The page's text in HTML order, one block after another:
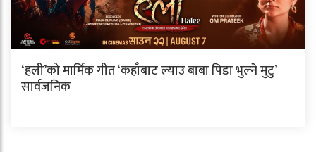
‘हली’को मार्मिक गीत ‘कहाँबाट ल्याउ बाबा पिडा भुल्ने मुटु’
सार्वजनिक